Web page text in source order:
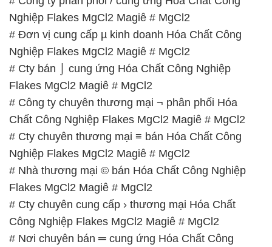
Nghiệp Flakes MgCl2 Magiê # MgCl2
# Đơn vị cung cấp µ kinh doanh Hóa Chất Công
Nghiệp Flakes MgCl2 Magiê # MgCl2
# Cty bán ⌡ cung ứng Hóa Chất Công Nghiệp
Flakes MgCl2 Magiê # MgCl2
# Công ty chuyên thương mại ¬ phân phối Hóa
Chất Công Nghiệp Flakes MgCl2 Magiê # MgCl2
# Cty chuyên thương mại ≡ bán Hóa Chất Công
Nghiệp Flakes MgCl2 Magiê # MgCl2
# Nhà thương mại © bán Hóa Chất Công Nghiệp
Flakes MgCl2 Magiê # MgCl2
# Cty chuyên cung cấp › thương mại Hóa Chất
Công Nghiệp Flakes MgCl2 Magiê # MgCl2
# Nơi chuyên bán ═ cung ứng Hóa Chất Công